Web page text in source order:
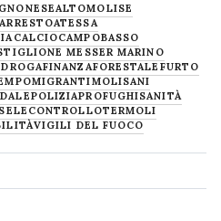
ALTOMOLISE
ARRESTOATESSA
CALCIOCAMPOBASSO
MESSER MARINO
DROGAFINANZAFORESTALE FURTO
MIGRANTIMOLISANI
POLIZIAPROFUGHISANITÀ
SELECONTROLLOTERMOLI
VIGILI DEL FUOCO